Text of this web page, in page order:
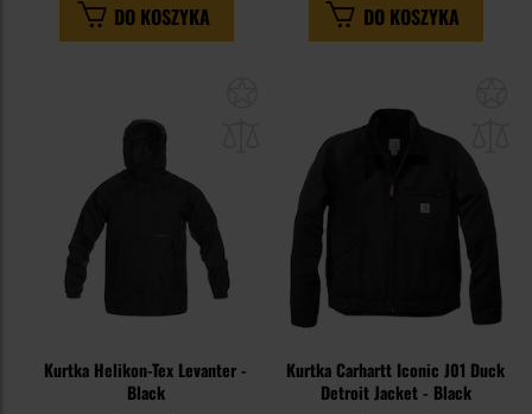
DO KOSZYKA DO KOSZYKA
schowka
Kurtka Helikon-Tex Levanter -
Black
Kurtka Carhartt Iconic J01 Duck
Detroit Jacket - Black